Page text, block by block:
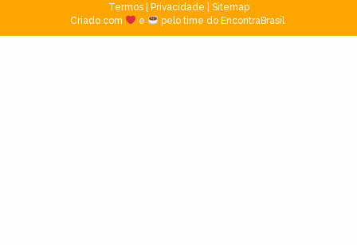
Termos| Privacidade
Sitemap
Criado com
e pelo time do EncontraBrasil